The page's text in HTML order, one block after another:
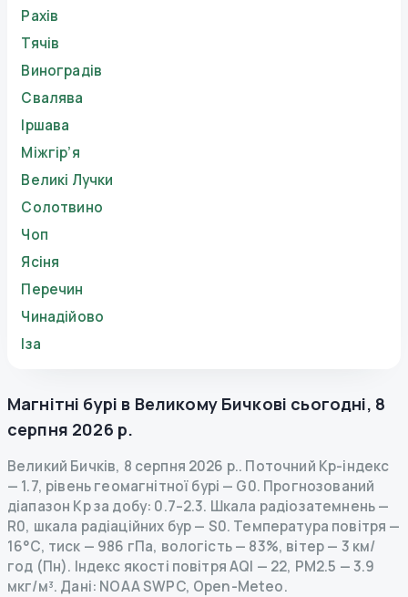
Рахів
Тячів
Виноградів
Свалява
Іршава
Міжгір’я
Великі Лучки
Солотвино
Чоп
Ясіня
Перечин
Чинадійово
Іза
Магнітні бурі в Великому Бичкові сьогодні, 8
серпня 2026 р.
Великий Бичків, 8 серпня 2026 р.. Поточний Kp-індекс
— 1.7, рівень геомагнітної бурі — G0. Прогнозований
діапазон Kp за добу: 0.7–2.3. Шкала радіозатемнень—
R0, шкала радіаційних бур— S0. Температура повітря —
16°C, тиск — 986 гПа, вологість — 83%, вітер — 3 км/
год (Пн). Індекс якості повітря AQI — 22, PM2.5 — 3.9
мкг/м³. Дані: NOAA SWPC, Open-Meteo.